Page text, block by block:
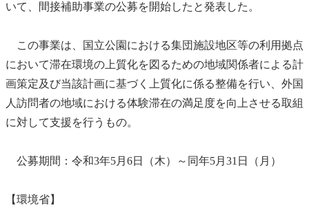
いて、間接補助事業の公募を開始したと発表した。
この事業は、 国立公園 における集団施設地区等の利用拠点
において滞在環境の上質化を図るための地域関係者による計
画策定及び当該計画に基づく上質化に係る整備を行い、外国
人訪問者の地域における体験滞在の満足度を向上させる取組
に対して支援を行うもの。
公募期間：令和3年5月6日（木）～同年5月31日（月）
【環境省】